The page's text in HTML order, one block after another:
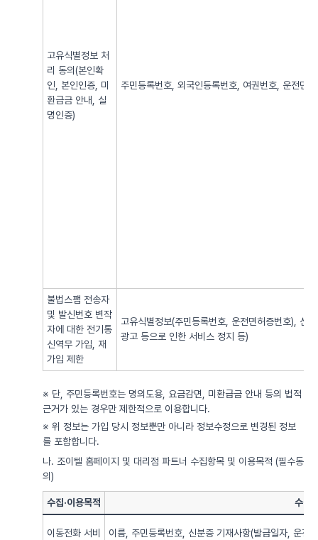
고유식별정보 처
리 동의(본인확
인, 본인인증, 미
환급금 안내, 실
명인증)
주민등록번호, 외국인등록번호, 여권번호, 운전면
불법스팸 전송자
및 발신번호 변작
자에 대한 전기통
신역무 가입, 재
가입 제한
고유식별정보(주민등록번호, 운전면허증번호), 신
광고 등으로 인한 서비스 정지 등)
※ 단, 주민등록번호는 명의도용, 요금감면, 미환급금 안내 등의 법적
근거가 있는 경우만 제한적으로 이용합니다.
※ 위 정보는 가입 당시 정보뿐만 아니라 정보수정으로 변경된 정보
를 포함합니다.
나. 조이텔 홈페이지 및 대리점 파트너 수집항목 및 이용목적 (필수동
의)
수집·이용목적 수집·
이동전화 서비
이름, 주민등록번호, 신분증 기재사항(발급일자, 운전